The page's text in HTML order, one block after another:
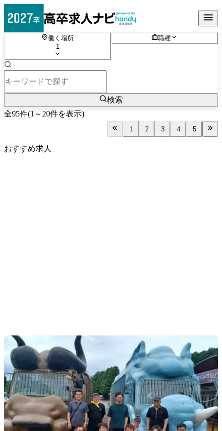
働く場所
1
職種
検索
全95件(1 ～ 20件を表示)
1 2 3 4 5
おすすめ求人